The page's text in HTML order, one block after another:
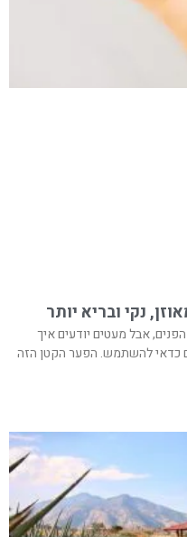
נקי ובריא יותר
אבל מעטים יודעים איך
כדאי להשתמש. הפער הקטן הזה